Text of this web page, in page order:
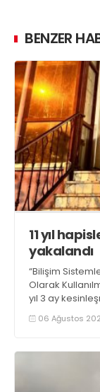
BENZER
11 yıl
yakalandı
“Bilişim
Olarak
yıl 3 ay
yakalandı
06 Ağustos